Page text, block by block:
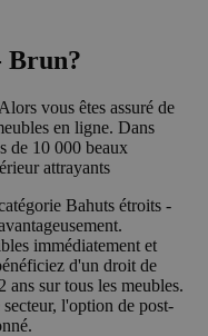
Brun?
vous êtes assuré de
en ligne. Dans
de 10 000 beaux
attrayants
Bahuts étroits -
immédiatement et
d'un droit de
ans sur tous les meubles.
l'option de post-